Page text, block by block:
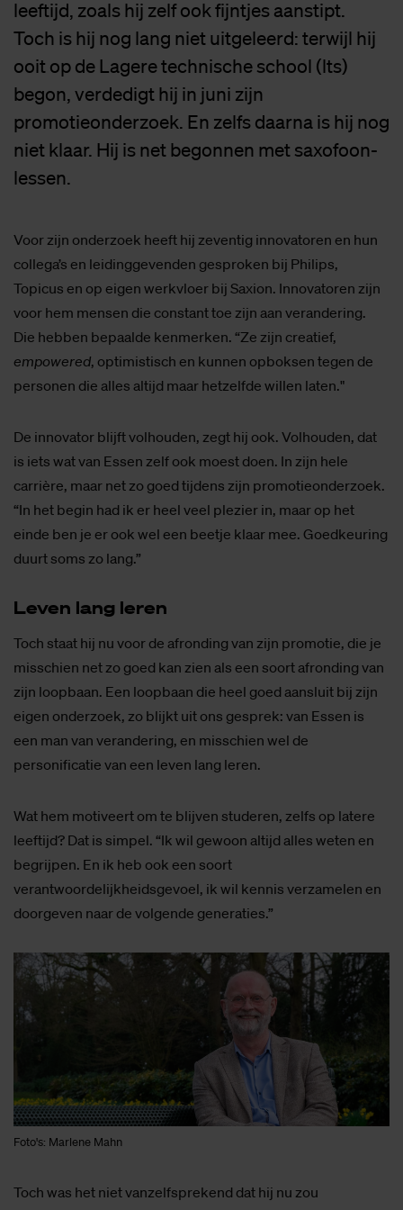
leeftijd, zoals hij zelf ook fijntjes aanstipt.
Toch is hij nog lang niet uitgeleerd: terwijl hij
ooit op de Lagere technische school (lts)
begon, verdedigt hij in juni zijn
promotieonderzoek. En zelfs daarna is hij nog
niet klaar. Hij is net begonnen met saxofoon-
lessen.
Voor zijn onderzoek heeft hij zeventig innovatoren en hun
collega’s en leidinggevenden gesproken bij Philips,
Topicus en op eigen werkvloer bij Saxion. Innovatoren zijn
voor hem mensen die constant toe zijn aan verandering.
Die hebben bepaalde kenmerken. “Ze zijn creatief,
empowered, optimistisch en kunnen opboksen tegen de
personen die alles altijd maar hetzelfde willen laten."
De innovator blijft volhouden, zegt hij ook. Volhouden, dat
is iets wat van Essen zelf ook moest doen. In zijn hele
carrière, maar net zo goed tijdens zijn promotieonderzoek.
“In het begin had ik er heel veel plezier in, maar op het
einde ben je er ook wel een beetje klaar mee. Goedkeuring
duurt soms zo lang.”
Le­ven lang le­ren
Toch staat hij nu voor de afronding van zijn promotie, die je
misschien net zo goed kan zien als een soort afronding van
zijn loopbaan. Een loopbaan die heel goed aansluit bij zijn
eigen onderzoek, zo blijkt uit ons gesprek: van Essen is
een man van verandering, en misschien wel de
personificatie van een leven lang leren.
Wat hem motiveert om te blijven studeren, zelfs op latere
leeftijd? Dat is simpel. “Ik wil gewoon altijd alles weten en
begrijpen. En ik heb ook een soort
verantwoordelijkheidsgevoel, ik wil kennis verzamelen en
doorgeven naar de volgende generaties.”
Foto's: Marlene Mahn
Toch was het niet vanzelfsprekend dat hij nu zou